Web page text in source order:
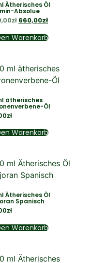
Ätherisches Öl
Absolue
zł 660,00zł
Warenkorb
ätherisches
Öl
zł
Warenkorb
Ätherisches Öl
Spanisch
zł
Warenkorb